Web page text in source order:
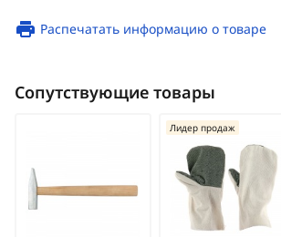
Распечатать информацию о товаре
Сопутствующие товары
Лидер продаж